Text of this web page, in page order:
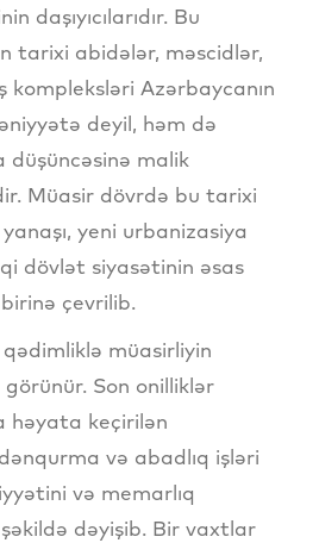
daşıyıcılarıdır. Bu
tarixi abidələr, məscidlər,
kompleksləri Azərbaycanın
deyil, həm də
düşüncəsinə malik
Müasir dövrdə bu tarixi
yeni urbanizasiya
dövlət siyasətinin əsas
çevrilib.
qədimliklə müasirliyin
görünür. Son onilliklər
həyata keçirilən
və abadlıq işləri
və memarlıq
şəkildə dəyişib. Bir vaxtlar